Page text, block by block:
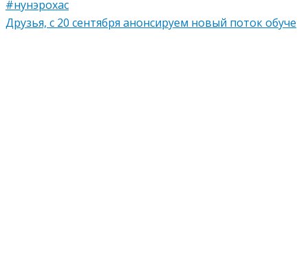
Друзья, с 20 сентября анонсируем новый поток обуче